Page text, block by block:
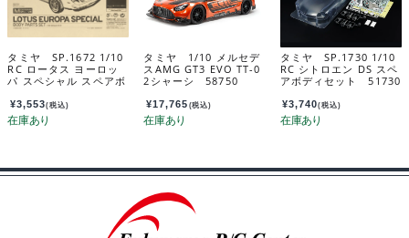
タミヤ SP.1672 1/10
RC ロータス ヨーロッ
パ スペシャル スペアボ
¥3,553(税込)
タミヤ 1/10 メルセデ
スAMG GT3 EVO TT-0
2シャーシ 58750
¥17,765 (税込)
タミヤ SP.1730 1/10
RC シトロエン DS スペ
アボディセット 51730
¥3,740(税込)